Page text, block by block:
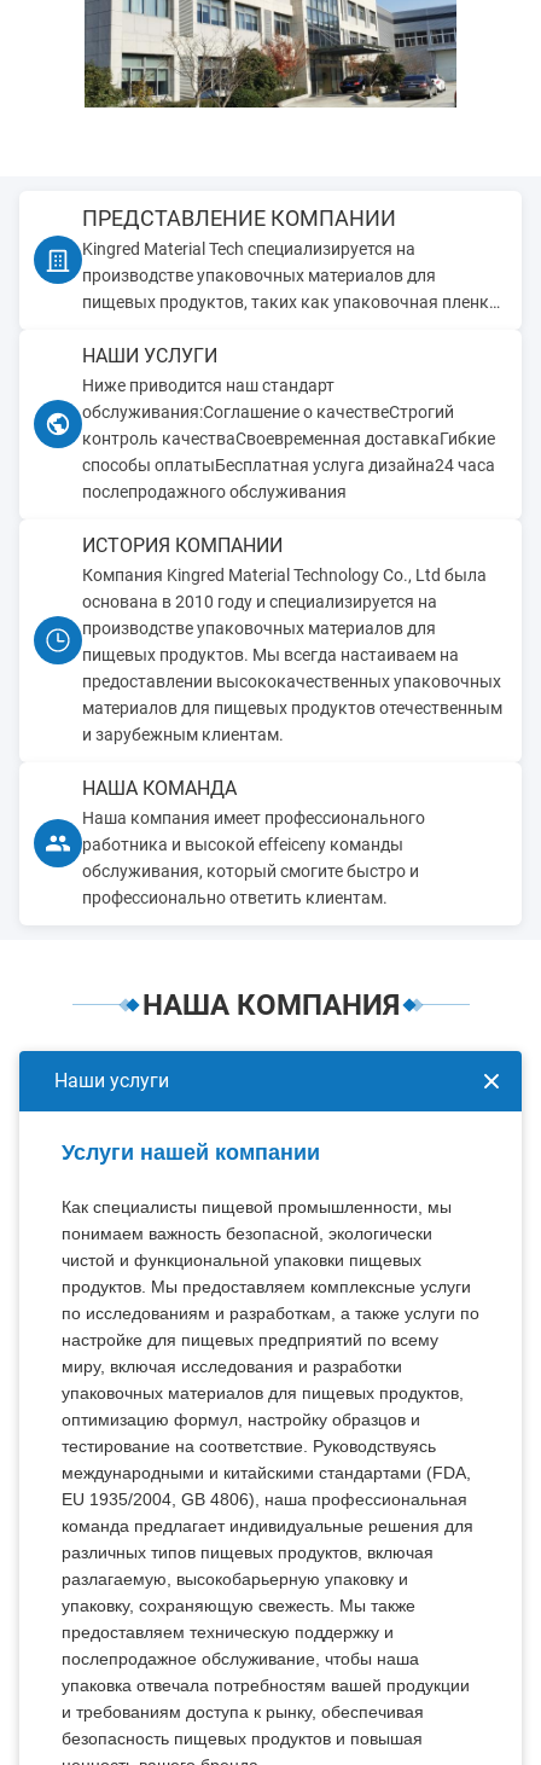
ПРЕДСТАВЛЕНИЕ КОМПАНИИ
Kingred Material Tech специализируется на
производстве упаковочных материалов для
пищевых продуктов, таких как упаковочная пленка
оболочки для колбас и т. д.
НАШИ УСЛУГИ
Ниже приводится наш стандарт
обслуживания:Соглашение о качествеСтрогий
контроль качестваСвоевременная доставкаГибкие
способы оплатыБесплатная услуга дизайна24 часа
послепродажного обслуживания
ИСТОРИЯ КОМПАНИИ
Компания Kingred Material Technology Co., Ltd была
основана в 2010 году и специализируется на
производстве упаковочных материалов для
пищевых продуктов. Мы всегда настаиваем на
предоставлении высококачественных упаковочных
материалов для пищевых продуктов отечественным
и зарубежным клиентам.
НАША КОМАНДА
Наша компания имеет профессионального
работника и высокой effeiceny команды
обслуживания, который смогите быстро и
профессионально ответить клиентам.
НАША КОМПАНИЯ
Наши услуги
Услуги нашей компании
Как специалисты пищевой промышленности, мы
понимаем важность безопасной, экологически
чистой и функциональной упаковки пищевых
продуктов. Мы предоставляем комплексные услуги
по исследованиям и разработкам, а также услуги по
настройке для пищевых предприятий по всему
миру, включая исследования и разработки
упаковочных материалов для пищевых продуктов,
оптимизацию формул, настройку образцов и
тестирование на соответствие. Руководствуясь
международными и китайскими стандартами (FDA,
EU 1935/2004, GB 4806), наша профессиональная
команда предлагает индивидуальные решения для
различных типов пищевых продуктов, включая
разлагаемую, высокобарьерную упаковку и
упаковку, сохраняющую свежесть. Мы также
предоставляем техническую поддержку и
послепродажное обслуживание, чтобы наша
упаковка отвечала потребностям вашей продукции
и требованиям доступа к рынку, обеспечивая
безопасность пищевых продуктов и повышая